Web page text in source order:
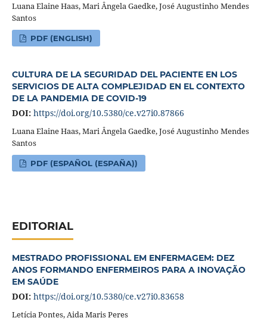
Luana Elaine Haas, Mari Ângela Gaedke, José Augustinho Mendes
Santos
PDF (ENGLISH)
CULTURA DE LA SEGURIDAD DEL PACIENTE EN LOS
SERVICIOS DE ALTA COMPLEJIDAD EN EL CONTEXTO
DE LA PANDEMIA DE COVID-19
DOI: https://doi.org/10.5380/ce.v27i0.87866
Luana Elaine Haas, Mari Ângela Gaedke, José Augustinho Mendes
Santos
PDF (ESPAÑOL (ESPAÑA))
EDITORIAL
MESTRADO PROFISSIONAL EM ENFERMAGEM: DEZ
ANOS FORMANDO ENFERMEIROS PARA A INOVAÇÃO
EM SAÚDE
DOI: https://doi.org/10.5380/ce.v27i0.83658
Letícia Pontes, Aida Maris Peres